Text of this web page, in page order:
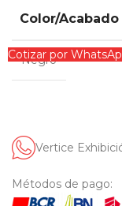
Color/Acabado
Negro
Cotizar por
Vertice
Métodos de pago: